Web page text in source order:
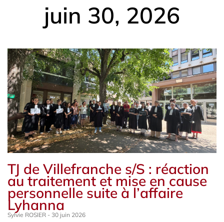
juin 30, 2026
TJ de Villefranche s/S : réaction
au traitement et mise en cause
personnelle suite à l’affaire
Lyhanna
Sylvie ROSIER 30 juin 2026